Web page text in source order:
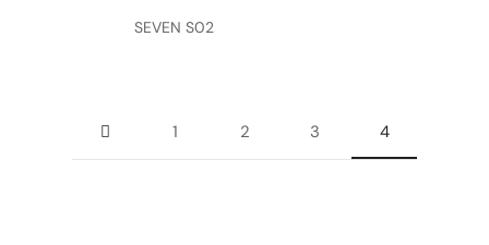
SEVEN S02
1 2 3 4